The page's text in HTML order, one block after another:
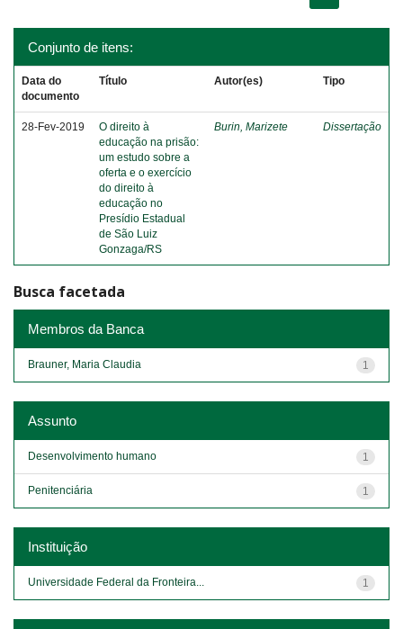
Conjunto de itens:
Data do
documento
Título Autor(es) Tipo
28-Fev-2019
O direito à
educação na prisão:
um estudo sobre a
oferta e o exercício
do direito à
educação no
Presídio Estadual
de São Luiz
Gonzaga/RS
Burin, Marizete Dissertação
Busca facetada
Membros da Banca
1
Brauner, Maria Claudia
Assunto
1
Desenvolvimento humano
1
Penitenciária
Instituição
1
Universidade Federal da Fronteira...